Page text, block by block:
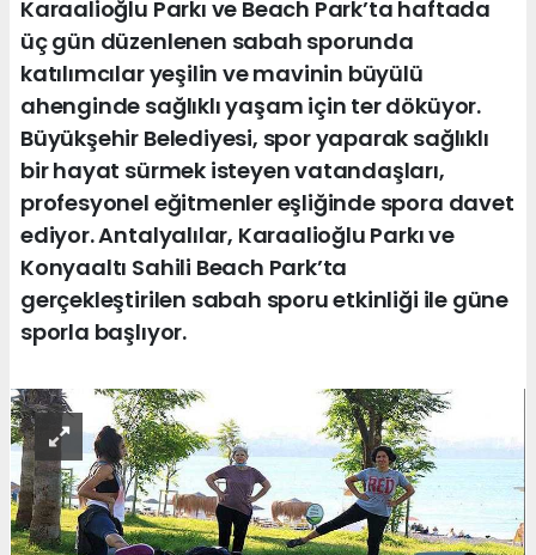
Karaalioğlu Parkı ve Beach Park’ta haftada
üç gün düzenlenen sabah sporunda
katılımcılar yeşilin ve mavinin büyülü
ahenginde sağlıklı yaşam için ter döküyor.
Büyükşehir Belediyesi, spor yaparak sağlıklı
bir hayat sürmek isteyen vatandaşları,
profesyonel eğitmenler eşliğinde spora davet
ediyor. Antalyalılar, Karaalioğlu Parkı ve
Konyaaltı Sahili Beach Park’ta
gerçekleştirilen sabah sporu etkinliği ile güne
sporla başlıyor.